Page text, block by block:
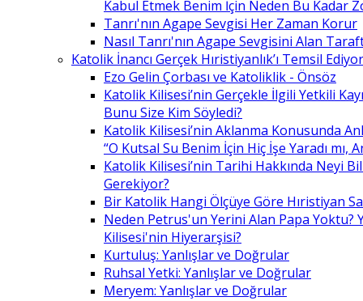
Kabul Etmek Benim İçin Neden Bu Kadar
Tanrı'nın Agape Sevgisi Her Zaman Korur
Nasıl Tanrı'nın Agape Sevgisini Alan
Katolik İnancı Gerçek Hıristiyanlık’ı Temsil
Ezo Gelin Çorbası ve Katoliklik - Önsöz
Katolik Kilisesi’nin Gerçekle İlgili Yetkili
Bunu Size Kim Söyledi?
Katolik Kilisesi’nin Aklanma Konusunda
“O Kutsal Su Benim İçin Hiç İşe Yaradı mı,
Katolik Kilisesi’nin Tarihi Hakkında Neyi
Gerekiyor?
Bir Katolik Hangi Ölçüye Göre Hıristiyan
Neden Petrus'un Yerini Alan Papa Yoktu?
Kilisesi'nin Hiyerarşisi?
Kurtuluş: Yanlışlar ve Doğrular
Ruhsal Yetki: Yanlışlar ve Doğrular
Meryem: Yanlışlar ve Doğrular